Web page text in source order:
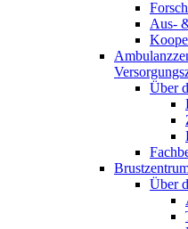
Aus-
Über
Über